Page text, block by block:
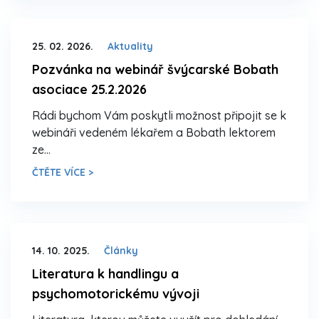
25. 02. 2026. Aktuality
Pozvánka na webinář švýcarské Bobath
asociace 25.2.2026
Rádi bychom Vám poskytli možnost připojit se k
webináři vedeném lékařem a Bobath lektorem
ze…
ČTĚTE VÍCE >
14. 10. 2025. Články
Literatura k handlingu a
psychomotorickému vývoji